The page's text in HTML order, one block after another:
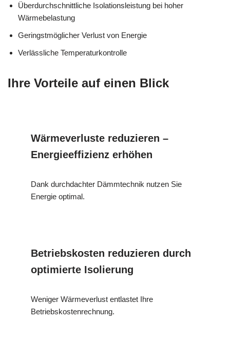
Überdurchschnittliche Isolationsleistung bei hoher
Wärmebelastung
Geringstmöglicher Verlust von Energie
Verlässliche Temperaturkontrolle
Ihre Vorteile auf einen Blick
Wärmeverluste reduzieren –
Energieeffizienz erhöhen
Dank durchdachter Dämmtechnik nutzen Sie
Energie optimal.
Betriebskosten reduzieren durch
optimierte Isolierung
Weniger Wärmeverlust entlastet Ihre
Betriebskostenrechnung.